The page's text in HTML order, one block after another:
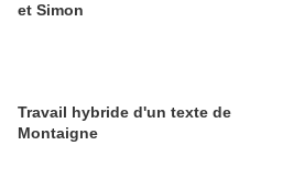
et Simon
Travail hybride d'un texte de
Montaigne